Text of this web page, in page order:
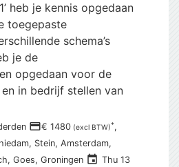
heb je kennis opgedaan
toegepaste
schema’s
je de
opgedaan voor de
in bedrijf stellen van
payment€ 1480 (excl BTW)*,
Stein, Amsterdam,
Goes, Groningen event Thu 13